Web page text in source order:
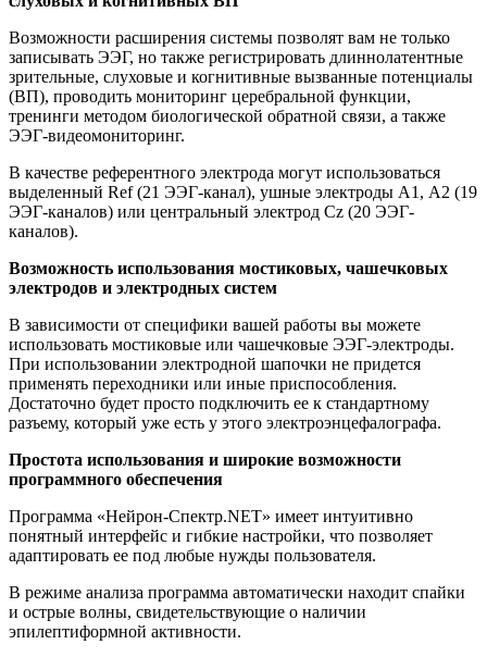
Возможности расширения системы позволят вам не только
записывать ЭЭГ, но также регистрировать длиннолатентные
зрительные, слуховые и когнитивные вызванные потенциалы
(ВП), проводить мониторинг церебральной функции,
тренинги методом биологической обратной связи, а также
ЭЭГ-видеомониторинг.
В качестве референтного электрода могут использоваться
выделенный Ref (21 ЭЭГ-канал), ушные электроды А1, А2 (19
ЭЭГ-каналов) или центральный электрод Cz (20 ЭЭГ-
каналов).
Возможность использования мостиковых, чашечковых
электродов и электродных систем
В зависимости от специфики вашей работы вы можете
использовать мостиковые или чашечковые ЭЭГ-электроды.
При использовании электродной шапочки не придется
применять переходники или иные приспособления.
Достаточно будет просто подключить ее к стандартному
разъему, который уже есть у этого электроэнцефалографа.
Простота использования и широкие возможности
программного обеспечения
Программа «Нейрон-Спектр.NET» имеет интуитивно
понятный интерфейс и гибкие настройки, что позволяет
адаптировать ее под любые нужды пользователя.
В режиме анализа программа автоматически находит спайки
и острые волны, свидетельствующие о наличии
эпилептиформной активности.